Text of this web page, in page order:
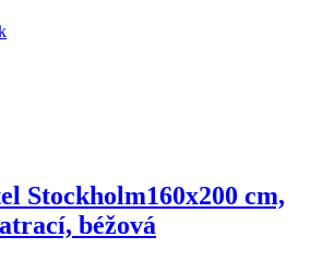
Stockholm160x200 cm,
béžová